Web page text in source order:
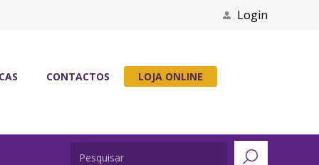
Login
CONTACTOS LOJA ONLINE